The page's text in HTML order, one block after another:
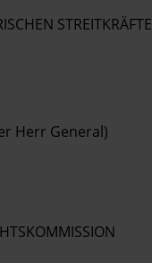
STREITKRÄFTE
Herr General)